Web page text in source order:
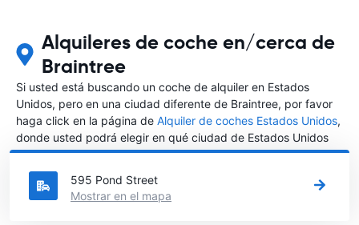
Alquileres de coche en/cerca de
Braintree
Si usted está buscando un coche de alquiler en Estados
Unidos, pero en una ciudad diferente de Braintree, por favor
haga click en la página de Alquiler de coches Estados Unidos,
donde usted podrá elegir en qué ciudad de Estados Unidos
desea alquilar un coche.
595 Pond Street
Mostrar en el mapa